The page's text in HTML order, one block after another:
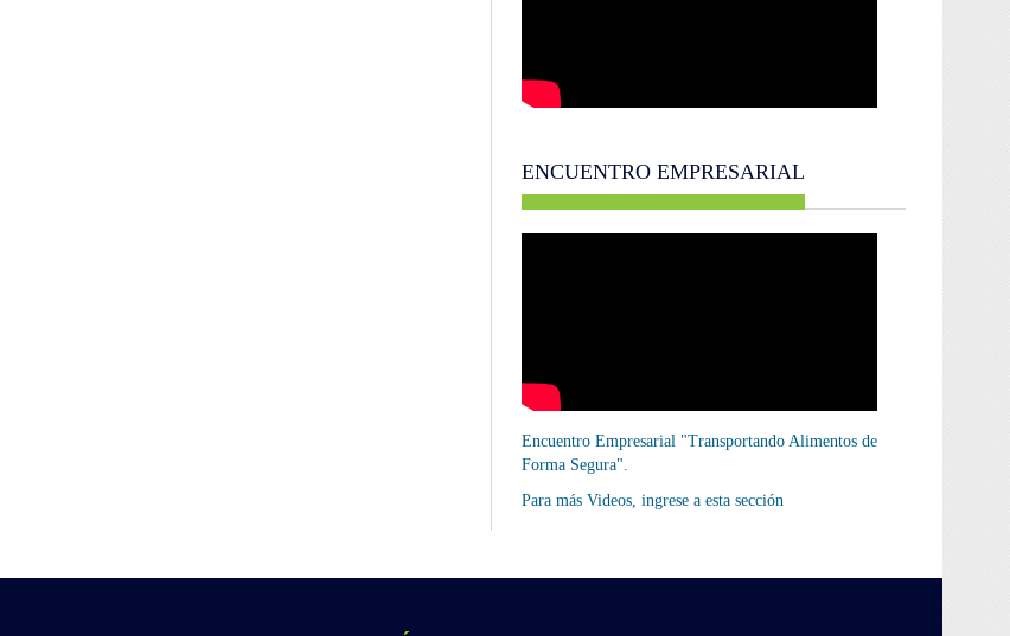
ENCUENTRO EMPRESARIAL
Encuentro Empresarial "Transportando Alimentos de
Forma Segura".
Para más Videos, ingrese a esta sección